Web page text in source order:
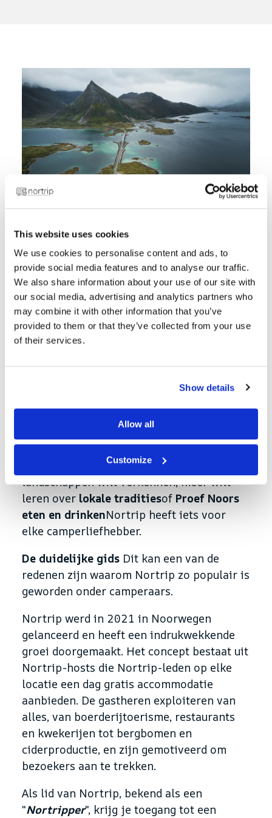
This website uses cookies
We use cookies to personalise content and ads, to
provide social media features and to analyse our traffic.
We also share information about your use of our site with
our social media, advertising and analytics partners who
may combine it with other information that you’ve
provided to them or that they’ve collected from your use
of their services.
Show details
Allow all
Customize
Ben je klaar om
Noorwegen op een
geheel nieuwe manier te
beleven met een camper?
Nortripgeeft je toegang tot unieke
ervaringen die niet voor iedereen
enthousiastelingen ontmoeten en op een
geheel nieuwe manier kennismaken met de
Noorse cultuur. Of je nu prachtige
landschappen wilt verkennen, meer wilt
leren over lokale traditiesof Proef Noors
eten en drinkenNortrip heeft iets voor
elke camperliefhebber.
De duidelijke gids Dit kan een van de
redenen zijn waarom Nortrip zo populair is
geworden onder camperaars.
Nortrip werd in 2021 in Noorwegen
gelanceerd en heeft een indrukwekkende
groei doorgemaakt. Het concept bestaat uit
Nortrip-hosts die Nortrip-leden op elke
locatie een dag gratis accommodatie
aanbieden. De gastheren exploiteren van
alles, van boerderijtoerisme, restaurants
en kwekerijen tot bergbomen en
ciderproductie, en zijn gemotiveerd om
bezoekers aan te trekken.
Als lid van Nortrip, bekend als een
"Nortripper", krijg je toegang tot een